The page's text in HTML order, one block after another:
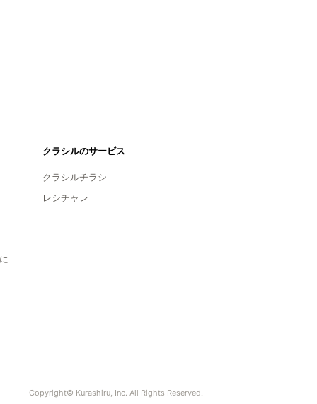
クラシルのサービス
クラシルチラシ
レシチャレ
Copyright© Kurashiru, Inc. All Rights Reserved.